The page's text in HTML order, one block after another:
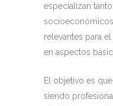
especializan
relevantes para
en aspectos
El objetivo es
siendo